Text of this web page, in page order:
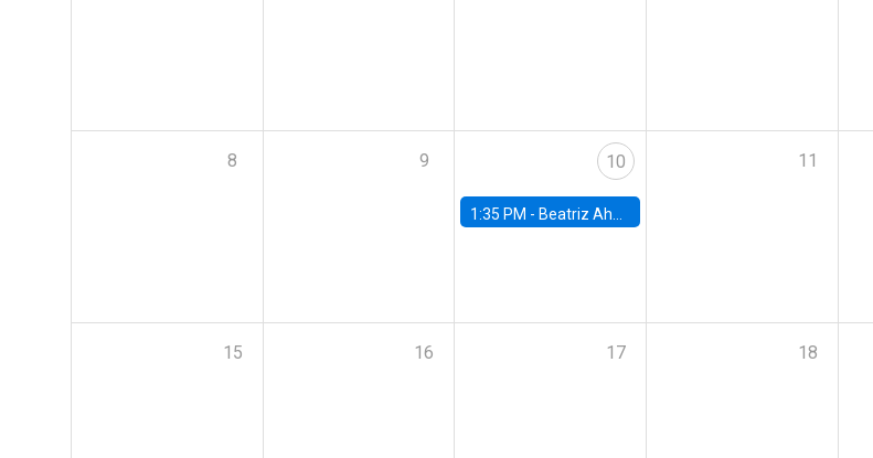
8 9 10
1:35 PM - Beatriz Ahumada, PhD candidate, Universidad de Pittsburgh
11
15 16 17 18